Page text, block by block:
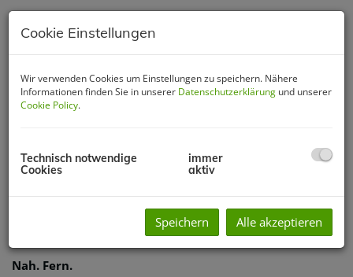
Alles vor Ort
Gehminuten vom Ortszentrum von Oberalm entfernt. Somit
sind Einkaufsmöglichkeiten, kulturelle Aktivitäten und
öffentliche Einrichtungen nur einen kurzen Fußweg entfernt.
Nah. Fern.
Cookie Einstellungen
Wir verwenden Cookies um Einstellungen zu speichern. Nähere
Informationen finden Sie in unserer Datenschutzerklärung und unserer
Cookie Policy.
Technisch notwendige
Cookies
immer
aktiv
Speichern Alle akzeptieren